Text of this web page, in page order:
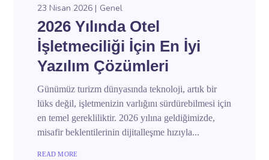
23 Nisan 2026 Genel
2026 Yılında Otel
İşletmeciliği İçin En İyi
Yazılım Çözümleri
Günümüz turizm dünyasında teknoloji, artık bir
lüks değil, işletmenizin varlığını sürdürebilmesi için
en temel gerekliliktir. 2026 yılına geldiğimizde,
misafir beklentilerinin dijitalleşme hızıyla...
READ MORE